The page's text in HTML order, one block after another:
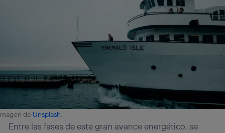
de Unsplash.
Entre las fases de este gran avance energético, se